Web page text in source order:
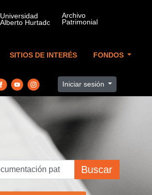
SITIOS DE INTERÉS FONDOS
Iniciar sesión
Buscar